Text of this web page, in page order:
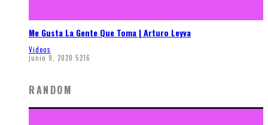
Me Gusta La Gente Que Toma | Arturo Leyva
Videos
junio 9, 2020 5216
RANDOM